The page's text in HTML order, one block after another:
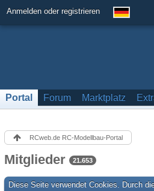
Anmelden oder registrieren
Portal Forum Marktplatz
RCweb.de RC-Modellbau-Portal
Mitglieder 21.653
Diese Seite verwendet Cookies. Durch